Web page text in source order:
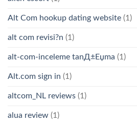
Alt Com hookup dating website (1)
alt com revisi?n (1)
alt-com-inceleme tanД±Еџma (1)
Alt.com sign in (1)
altcom_NL reviews (1)
alua review (1)